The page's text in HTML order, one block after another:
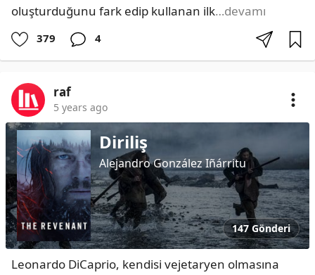
oluşturduğunu fark edip kullanan ilk…devamı
379 4
raf
5 years ago
Diriliş
Alejandro González Iñárritu
147 Gönderi
Leonardo DiCaprio, kendisi vejetaryen olmasına